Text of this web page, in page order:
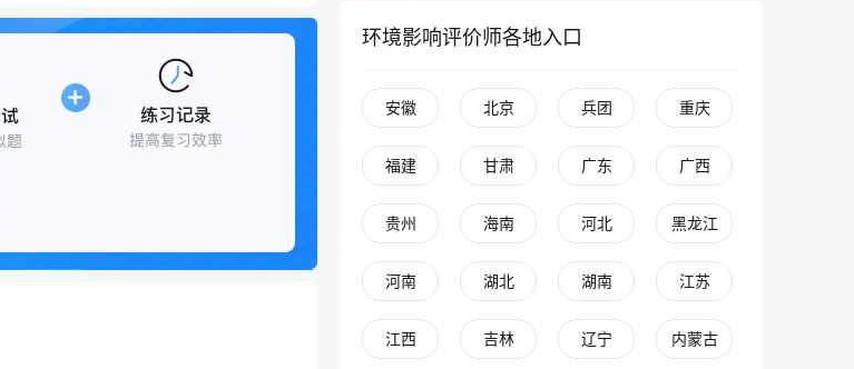
环境影响评价师各地入口
安徽 北京 兵团 重庆
福建 甘肃 广东 广西
贵州 海南 河北 黑龙江
河南 湖北 湖南 江苏
江西 吉林 辽宁 内蒙古
青青老师
同学 你好
我是你的专属AI老师